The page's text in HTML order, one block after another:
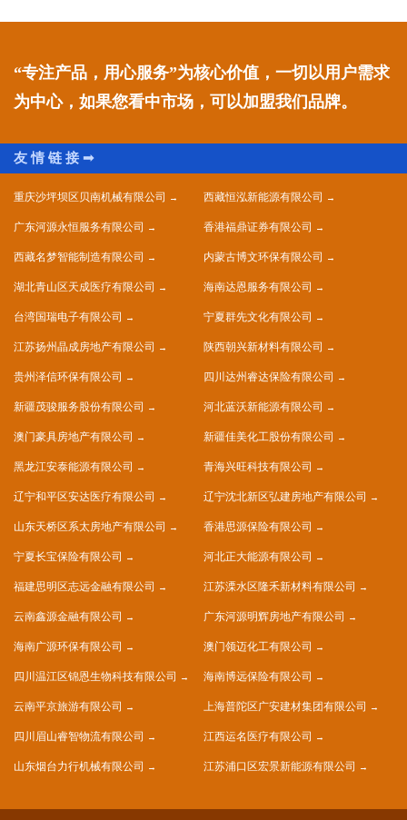
“专注产品，用心服务”为核心价值，一切以用户需求
为中心，如果您看中市场，可以加盟我们品牌。
重庆沙坪坝区贝南机械有限公司 西藏恒泓新能源有限公司
广东河源永恒服务有限公司 香港福鼎证券有限公司
西藏名梦智能制造有限公司 内蒙古博文环保有限公司
湖北青山区天成医疗有限公司 海南达恩服务有限公司
台湾国瑞电子有限公司 宁夏群先文化有限公司
江苏扬州晶成房地产有限公司 陕西朝兴新材料有限公司
贵州泽信环保有限公司 四川达州睿达保险有限公司
新疆茂骏服务股份有限公司 河北蓝沃新能源有限公司
澳门豪具房地产有限公司 新疆佳美化工股份有限公司
黑龙江安泰能源有限公司 青海兴旺科技有限公司
辽宁和平区安达医疗有限公司 辽宁沈北新区弘建房地产有限公司
山东天桥区系太房地产有限公司 香港思源保险有限公司
宁夏长宝保险有限公司 河北正大能源有限公司
福建思明区志远金融有限公司 江苏溧水区隆禾新材料有限公司
云南鑫源金融有限公司 广东河源明辉房地产有限公司
海南广源环保有限公司 澳门领迈化工有限公司
四川温江区锦恩生物科技有限公司 海南博远保险有限公司
云南平京旅游有限公司 上海普陀区广安建材集团有限公司
四川眉山睿智物流有限公司 江西运名医疗有限公司
山东烟台力行机械有限公司 江苏浦口区宏景新能源有限公司